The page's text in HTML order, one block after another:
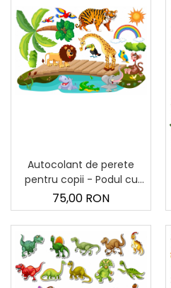
Autocolant de perete
pentru copii - Podul cu
animale
75,00 RON